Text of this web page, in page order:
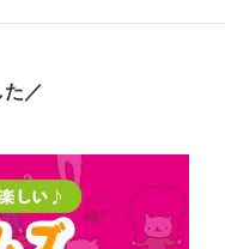
／